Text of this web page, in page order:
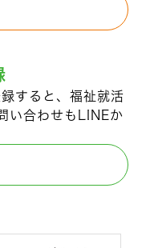
すると、福祉就活
い合わせもLINEか